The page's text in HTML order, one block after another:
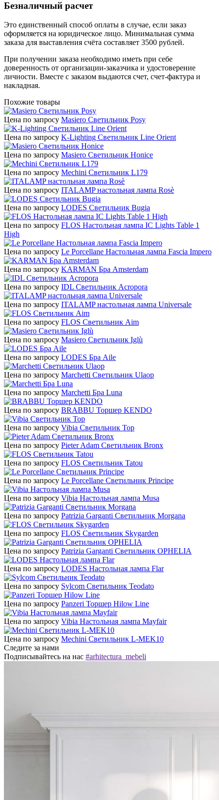
Безналичный расчет
Это единственный способ оплаты в случае, если заказ
оформляется на юридическое лицо. Минимальная сумма
заказа для выставления счёта составляет 3500 рублей.
При получении заказа необходимо иметь при себе
доверенность от организации-заказчика и удостоверение
личности. Вместе с заказом выдаются счет, счет-фактура и
накладная.
Похожие товары
Цена по запросу Masiero Светильник Posy
Цена по запросу K-Lighting Светильник Line Orient
Цена по запросу Masiero Светильник Honice
Цена по запросу Mechini Светильник L179
Цена по запросу ITALAMP настольная лампа Rosè
Цена по запросу LODES Светильник Bugia
Цена по запросу FLOS Настольная лампа IC Lights Table 1
High
Цена по запросу Le Porcellane Настольная лампа Fascia Impero
Цена по запросу KARMAN Бра Amsterdam
Цена по запросу IDL Светильник Acropora
Цена по запросу ITALAMP настольная лампа Universale
Цена по запросу FLOS Светильник Aim
Цена по запросу Masiero Светильник Iglù
Цена по запросу LODES Бра Aile
Цена по запросу Marchetti Светильник Ulaop
Цена по запросу Marchetti Бра Luna
Цена по запросу BRABBU Торшер KENDO
Цена по запросу Vibia Светильник Top
Цена по запросу Pieter Adam Светильник Bronx
Цена по запросу FLOS Светильник Tatou
Цена по запросу Le Porcellane Светильник Principe
Цена по запросу Vibia Настольная лампа Musa
Цена по запросу Patrizia Garganti Светильник Morgana
Цена по запросу FLOS Светильник Skygarden
Цена по запросу Patrizia Garganti Светильник OPHELIA
Цена по запросу LODES Настольная лампа Flar
Цена по запросу Sylcom Светильник Teodato
Цена по запросу Panzeri Торшер Hilow Line
Цена по запросу Vibia Настольная лампа Mayfair
Цена по запросу Mechini Светильник L-MEK10
Следите за нами
Подписывайтесь на нас #arhitectura_mebeli